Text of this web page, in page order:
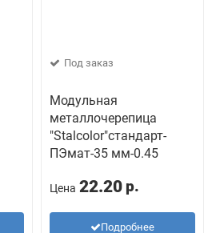
Под заказ
Модульная
металлочерепица
"Stalcolor"стандарт-
ПЭмат-35 мм-0.45
Цена 22.20 р.
Подробнее